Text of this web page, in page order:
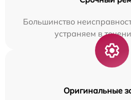
Большинство
устраняем в
Оригинальные